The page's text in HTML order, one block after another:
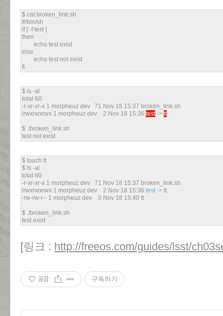
$ cat broken_link.sh
#/bin/sh
if [ -f test ]
then
echo test exist
else
echo test not exist
fi
$ ls -al
total 60
-r-xr-xr-x 1 morpheuz dev 71 Nov 18 15:37 broken_link.sh
lrwxrwxrwx 1 morpheuz dev 2 Nov 18 15:36 test -> tt
$ ./broken_link.sh
test not exist
$ touch tt
$ ls -al
total 60
-r-xr-xr-x 1 morpheuz dev 71 Nov 18 15:37 broken_link.sh
lrwxrwxrwx 1 morpheuz dev 2 Nov 18 15:36 test-> tt
-rw-rw-r-- 1 morpheuz dev 0 Nov 18 15:40 tt
$ ./broken_link.sh
test exist
[링크 : http://freeos.com/guides/lsst/
공감 구독하기